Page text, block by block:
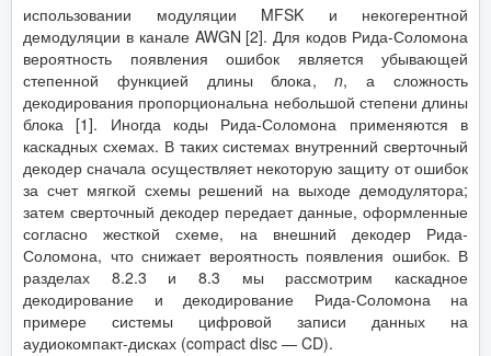
использовании модуляции MFSK и некогерентной
демодуляции в канале AWGN [2]. Для кодов Рида-Соломона
вероятность появления ошибок является убывающей
степенной функцией длины блока,n, а сложность
декодирования пропорциональна небольшой степени длины
блока [1]. Иногда коды Рида-Соломона применяются в
каскадных схемах. В таких системах внутренний сверточный
декодер сначала осуществляет некоторую защиту от ошибок
за счет мягкой схемы решений на выходе демодулятора;
затем сверточный декодер передает данные, оформленные
согласно жесткой схеме, на внешний декодер Рида-
Соломона, что снижает вероятность появления ошибок. В
разделах 8.2.3 и 8.3 мы рассмотрим каскадное
декодирование и декодирование Рида-Соломона на
примере системы цифровой записи данных на
аудиокомпакт-дисках (compact disc — CD).